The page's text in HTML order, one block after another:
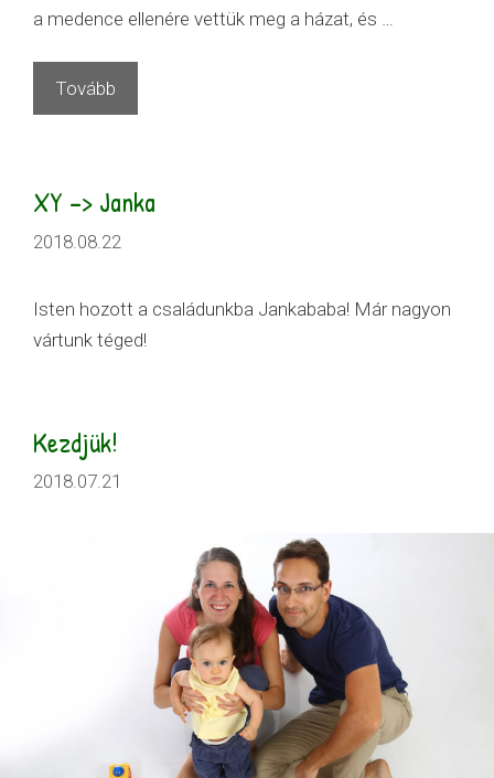
a medence ellenére vettük meg a házat, és …
Tovább
XY –> Janka
2018.08.22
Isten hozott a családunkba Jankababa! Már nagyon
vártunk téged!
Kezdjük!
2018.07.21